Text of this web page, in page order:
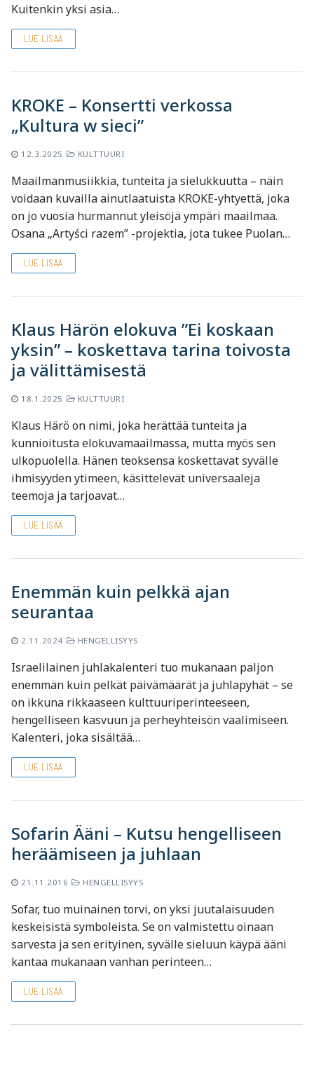
Kuitenkin yksi asia…
LUE LISÄÄ
KROKE – Konsertti verkossa
„Kultura w sieci”
12.3.2025 KULTTUURI
Maailmanmusiikkia, tunteita ja sielukkuutta – näin
voidaan kuvailla ainutlaatuista KROKE-yhtyettä, joka
on jo vuosia hurmannut yleisöjä ympäri maailmaa.
Osana „Artyści razem” -projektia, jota tukee Puolan…
LUE LISÄÄ
Klaus Härön elokuva ”Ei koskaan
yksin” – koskettava tarina toivosta
ja välittämisestä
18.1.2025 KULTTUURI
Klaus Härö on nimi, joka herättää tunteita ja
kunnioitusta elokuvamaailmassa, mutta myös sen
ulkopuolella. Hänen teoksensa koskettavat syvälle
ihmisyyden ytimeen, käsittelevät universaaleja
teemoja ja tarjoavat…
LUE LISÄÄ
Enemmän kuin pelkkä ajan
seurantaa
2.11.2024 HENGELLISYYS
Israelilainen juhlakalenteri tuo mukanaan paljon
enemmän kuin pelkät päivämäärät ja juhlapyhät – se
on ikkuna rikkaaseen kulttuuriperinteeseen,
hengelliseen kasvuun ja perheyhteisön vaalimiseen.
Kalenteri, joka sisältää…
LUE LISÄÄ
Sofarin Ääni – Kutsu hengelliseen
heräämiseen ja juhlaan
21.11.2016 HENGELLISYYS
Sofar, tuo muinainen torvi, on yksi juutalaisuuden
keskeisistä symboleista. Se on valmistettu oinaan
sarvesta ja sen erityinen, syvälle sieluun käypä ääni
kantaa mukanaan vanhan perinteen…
LUE LISÄÄ